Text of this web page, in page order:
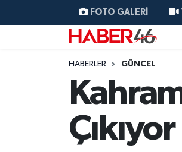
FOTO GALERI
HABERLER GÜNCEL
Çıkıyor
GÜNCEL
EKONOMİ
Nöbetçi Eczaneler
Kahramanmaraş Namaz
Trafik Durumu